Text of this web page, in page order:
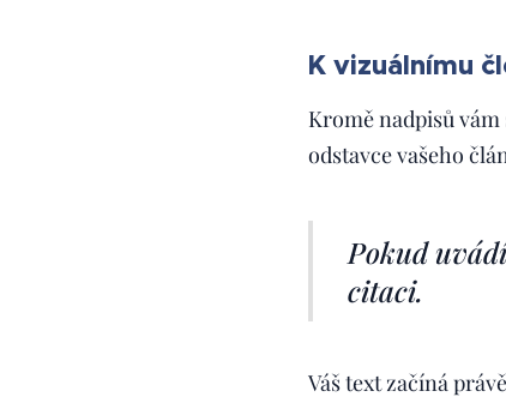
K vizuálnímu
Kromě nadpisů
odstavce vašeho
Pokud
citaci.
Váš text začíná